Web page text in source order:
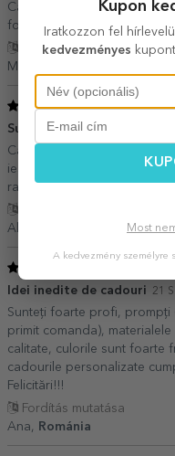
Calitate-pret foarte buna, 1
foarte bun si rezistent
Fordítás mutatása
Marina,
5/ 5
Superb 07 Április 2025
Calitatea produsul este
ieșit foarte frumos și nu în
rapid. Recomandat tuturor.
Alexandru,
Idei inedite de cadouri 21
Sunteți foarte profi, prompți
primit comanda),
calitate, culorile sunt foarte
cadourile personalizate
Felicitări!!!
Fordítás mutatása
Ana,
Románia
Kupon
Iratkozzon fel
kedvezményes
Most
A kedvezmény személyre